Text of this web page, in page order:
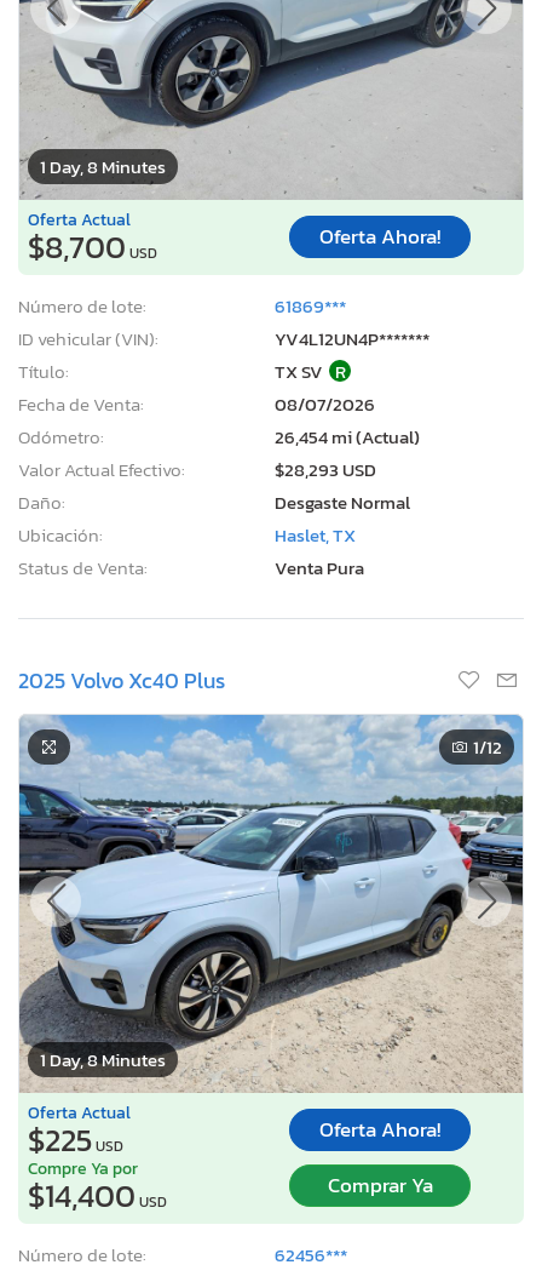
1 Day, 8 Minutes
Oferta Actual
$8,700 USD
Oferta Ahora!
Número de lote:
61869***
ID vehicular (VIN):
YV4L12UN4P*******
Título:
TX SV R
Fecha de Venta:
08/07/2026
Odómetro:
26,454 mi (Actual)
Valor Actual Efectivo:
$28,293 USD
Daño:
Desgaste Normal
Ubicación:
Haslet, TX
Status de Venta:
Venta Pura
2025 Volvo Xc40 Plus
1 Day, 8 Minutes
1/12
Oferta Actual
$225USD
Oferta Ahora!
Compre Ya por
$14,400 USD
Comprar Ya
Número de lote:
62456***